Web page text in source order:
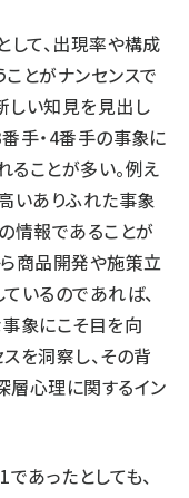
して、出現率や構成
とがナンセンスで
しい知見を見出し
手・4番手の事象に
ことが多い。例え
いありふれた事象
情報であることが
商品開発や施策立
いるのであれば、
象にこそ目を向
を洞察し、その背
層心理に関するイン
あったとしても、